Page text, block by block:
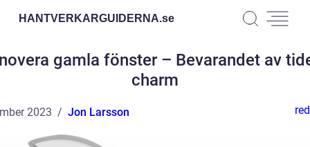
HANTVERKARGUIDERNA.se
gamla fönster – Bevarandet av
charm
2023 Jon Larsson